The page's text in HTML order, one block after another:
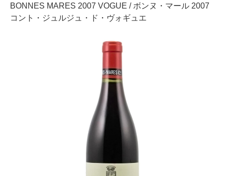
BONNES MARES 2007 VOGUE / ボンヌ・マール 2007
コント・ジュルジュ・ド・ヴォギュエ